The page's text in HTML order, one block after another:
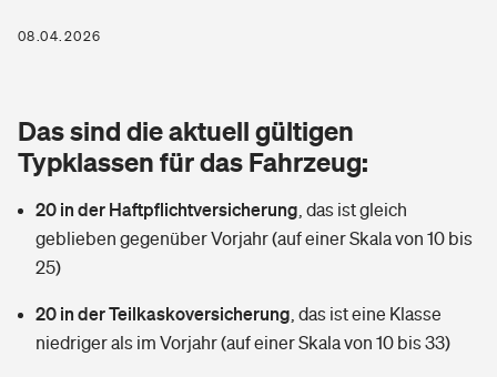
Rentenrechner: Wie viel Geld bekomme ich im Alter?
Wer versichert was: Jetzt Versicherer finden
Sie haben Fragen?
Wärmepumpen versichern
Vermieterrrechtsschutz
Mietkautionsversicherung
Restkreditversicherung
Zur Übersicht
Kinderunfall­ver­si­che­rung
Reiseversicherung
Tierkrankenversicherung
Zur Übersicht
08.04.2026
Das sind die aktuell gültigen
Typklassen für das Fahrzeug:
20 in der Haftpflichtversicherung das ist gleich
geblieben gegenüber Vorjahr (auf einer Skala von 10 bis
25)
20 in der Teilkaskoversicherung das ist eine Klasse
niedriger als im Vorjahr (auf einer Skala von 10 bis 33)